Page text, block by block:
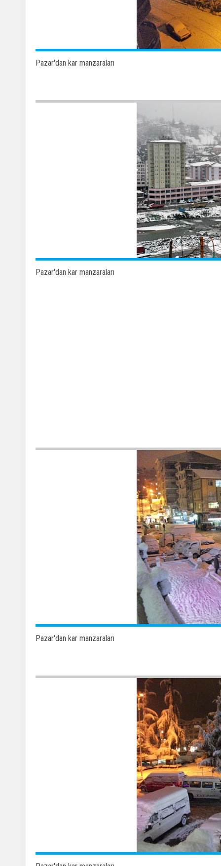
Pazar'dan kar manzaraları
Pazar'dan kar manzaraları
Pazar'dan kar manzaraları